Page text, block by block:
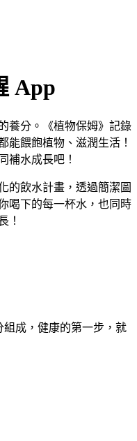
App
養分。《植物保姆》記錄
能餵飽植物、滋潤生活！
補水成長吧！
的飲水計畫，透過簡潔圖
喝下的每一杯水，也同時
！
組成，健康的第一步，就